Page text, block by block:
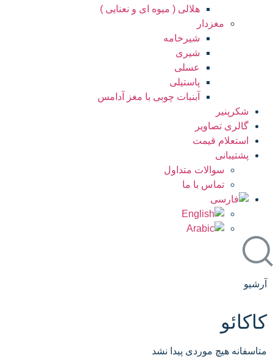
هلالی ( میوه ای و نعنایی )
مغزدار
شیرخامه
شیری
عسلی
پاستیلی
آبنبات چوبی با مغز آدامس
شکرپنیر
گالری تصاویر
استعلام قیمت
پشتیبانی
سوالات متداول
تماس با ما
آرشیو
کاکائو
متاسفانه هیچ موردی پیدا نشد